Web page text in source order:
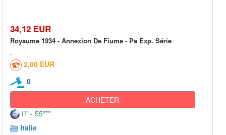
34,12 EUR
Royaume 1934 - Annexion De Fiume - Pa Exp. Série
2,00 EUR
0
ACHETER
IT - 55***
Italie